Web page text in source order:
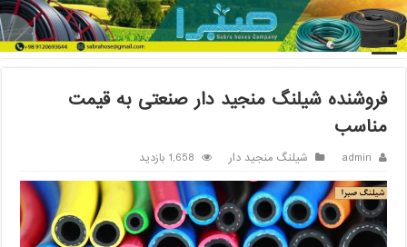
خانه / شیلنگ منجید دار / فروشنده شیلنگ منجید دار صنعتی به قیمت
مناسب
فروشنده شیلنگ منجید دار صنعتی به قیمت
مناسب
admin شیلنگ منجید دار 1,658 بازدید